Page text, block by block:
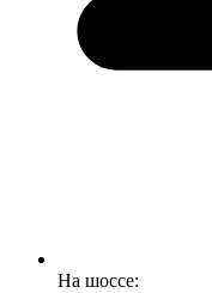
На шоссе: